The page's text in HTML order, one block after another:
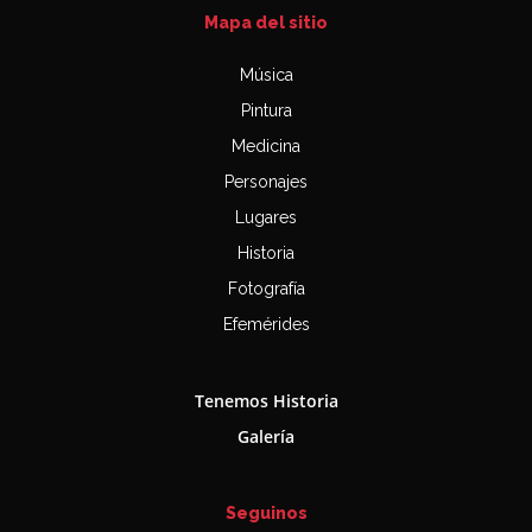
Mapa del sitio
Música
Pintura
Medicina
Personajes
Lugares
Historia
Fotografía
Efemérides
Tenemos Historia
Galería
Seguinos